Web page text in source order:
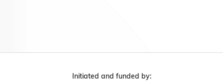
Initiated and funded by: